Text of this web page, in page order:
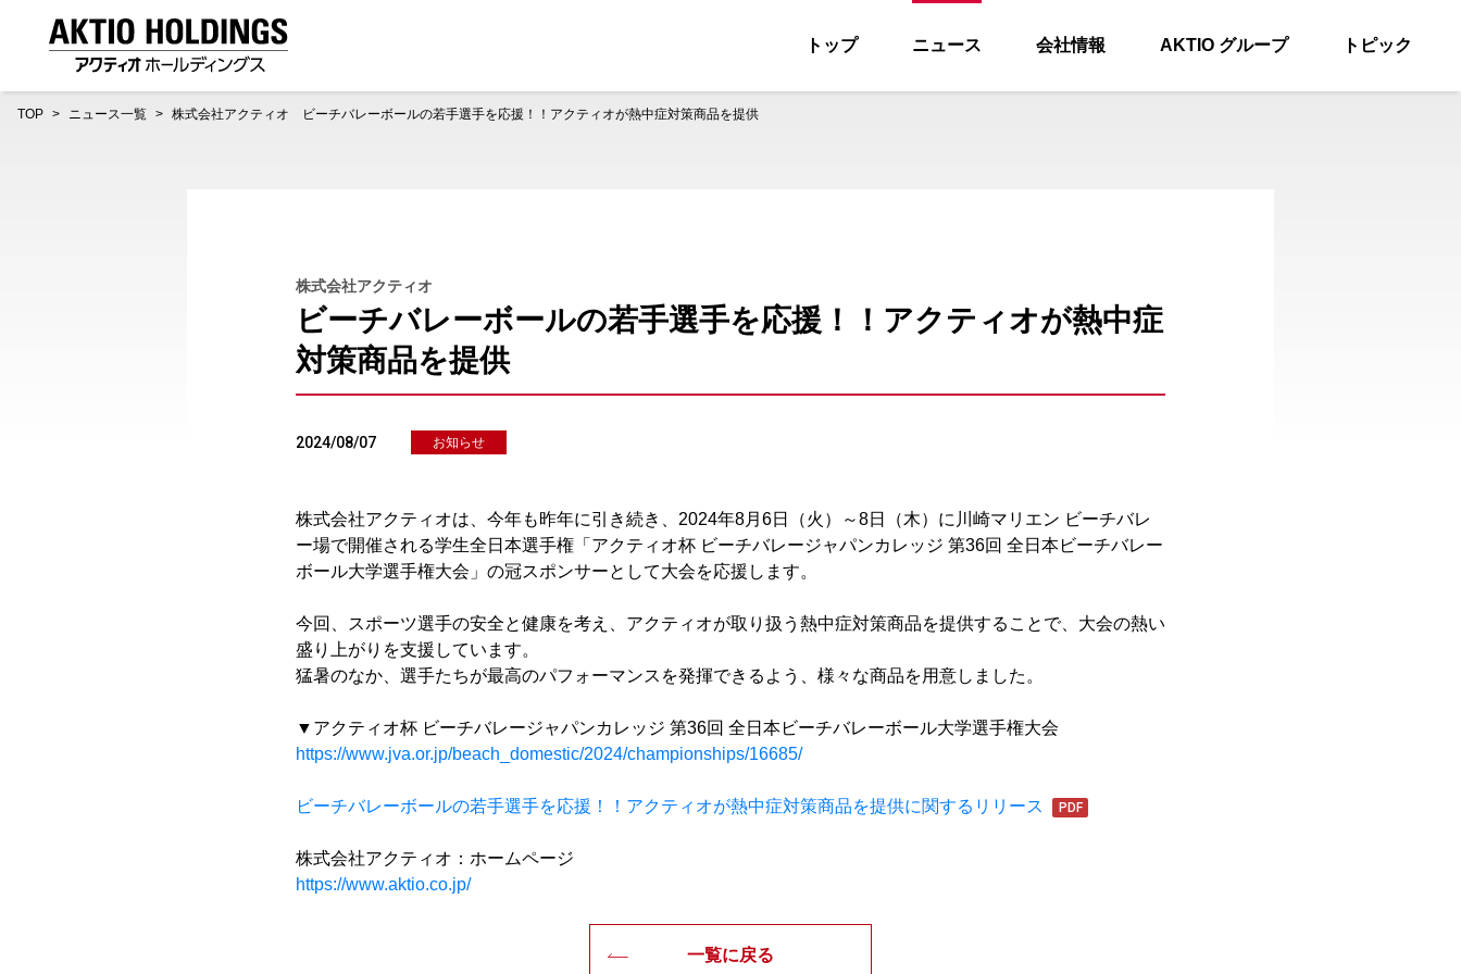
トップ ニュース 会社情報 AKTIO グループ トピック
TOP ニュース一覧 株式会社アクティオ ビーチバレーボールの若手選手を応援！！アクティオが熱中症対策商品を提供
株式会社アクティオ
ビーチバレーボールの若手選手を応援！！アクティオが熱中症
対策商品を提供
2024/08/07 お知らせ
株式会社アクティオは、今年も昨年に引き続き、2024年8月6日（火）～8日（木）に川崎マリエン ビーチバレ
ー場で開催される学生全日本選手権「アクティオ杯 ビーチバレージャパンカレッジ 第36回 全日本ビーチバレー
ボール大学選手権大会」の冠スポンサーとして大会を応援します。
今回、スポーツ選手の安全と健康を考え、アクティオが取り扱う熱中症対策商品を提供することで、大会の熱い
盛り上がりを支援しています。
猛暑のなか、選手たちが最高のパフォーマンスを発揮できるよう、様々な商品を用意しました。
▼アクティオ杯 ビーチバレージャパンカレッジ 第36回 全日本ビーチバレーボール大学選手権大会
https://www.jva.or.jp/beach_domestic/2024/championships/16685/
ビーチバレーボールの若手選手を応援！！アクティオが熱中症対策商品を提供に関するリリース
株式会社アクティオ：ホームページ
https://www.aktio.co.jp/
一覧に戻る